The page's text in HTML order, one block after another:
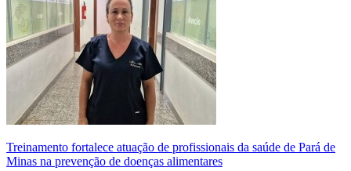
Treinamento fortalece atuação de profissionais da saúde de Pará de
Minas na prevenção de doenças alimentares